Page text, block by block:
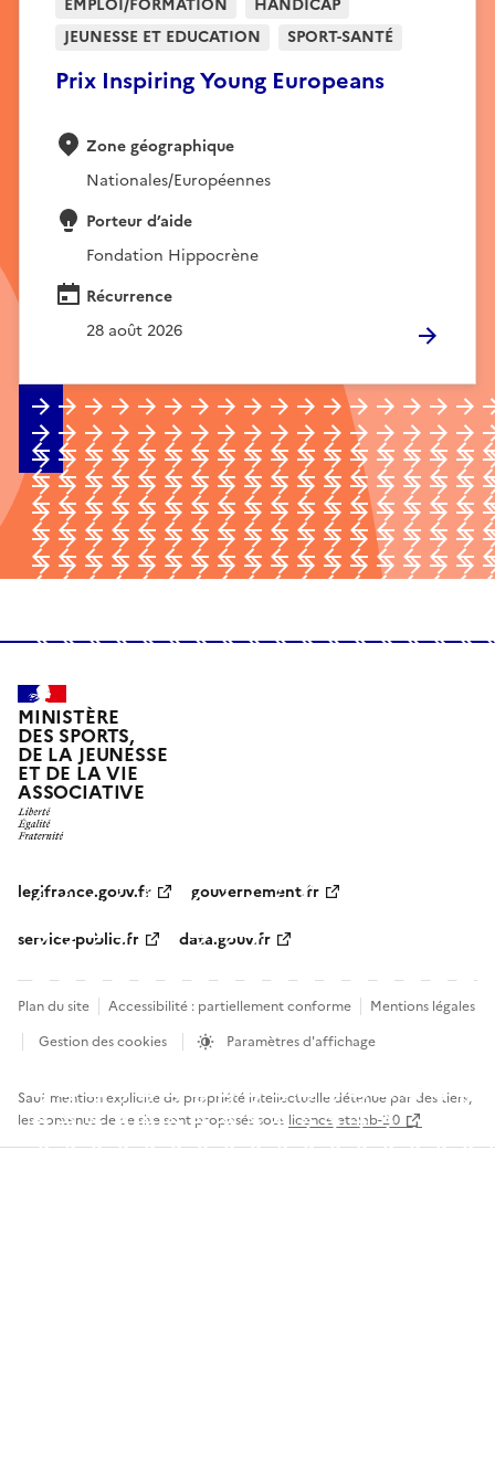
Prix Inspiring Young Europeans
JEUNESSE ET EDUCATION
SPORT-SANTÉ
Zone géographique
Nationales/Européennes
Porteur d’aide
Fondation Hippocrène
Récurrence
28 août 2026
MINISTÈRE
DES SPORTS,
DE LA JEUNESSE
ET DE LA VIE
ASSOCIATIVE
legifrance.gouv.fr gouvernement.fr
service-public.fr data.gouv.fr
Plan du site Accessibilité : partiellement conforme
Mentions légales
Gestion des cookies
Paramètres d'affichage
Sauf mention explicite de propriété intellectuelle détenue par des tiers,
les contenus de ce site sont proposés sous licence etalab-2.0